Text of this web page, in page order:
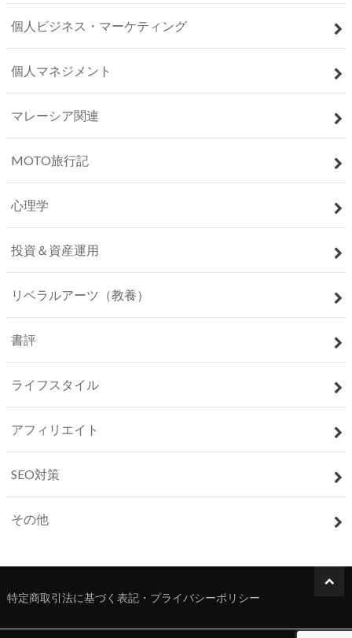
個人ビジネス・マーケティング
個人マネジメント
マレーシア関連
MOTO旅行記
心理学
投資＆資産運用
リベラルアーツ（教養）
書評
ライフスタイル
アフィリエイト
SEO対策
その他
特定商取引法に基づく表記・プライバシーポリシー